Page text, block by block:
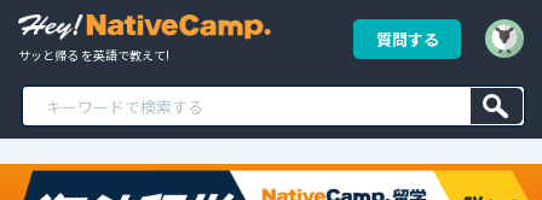
サッと帰る を英語で教えて!
質問する